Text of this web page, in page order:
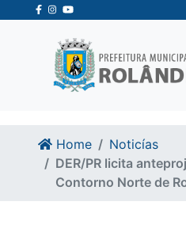
Ir para o conteudo
Ir para o fim do conteudo
Home
Noticías
DER/PR licita
Contorno Norte de